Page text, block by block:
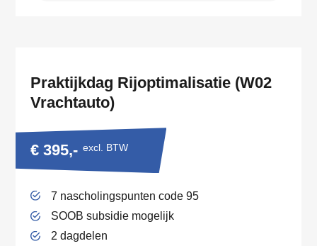
Praktijkdag Rijoptimalisatie (W02
Vrachtauto)
€ 395,- excl. BTW
7 nascholingspunten code 95
SOOB subsidie mogelijk
2 dagdelen